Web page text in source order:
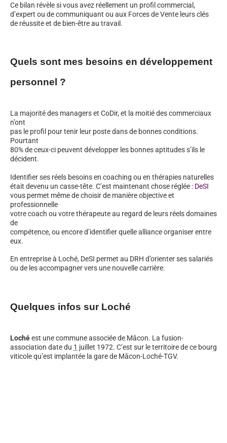
Ce bilan révèle si vous avez réellement un profil commercial,
d’expert ou de communiquant ou aux Forces de Vente leurs clés
de réussite et de bien-être au travail.
Quels sont mes besoins en développement
personnel ?
La majorité des managers et CoDir, et la moitié des commerciaux
n’ont
pas le profil pour tenir leur poste dans de bonnes conditions.
Pourtant
80% de ceux-ci peuvent développer les bonnes aptitudes s’ils le
décident.
Identifier ses réels besoins en coaching ou en thérapies naturelles
était devenu un casse-tête. C’est maintenant chose réglée : DeSI
vous permet même de choisir de manière objective et
professionnelle
votre coach ou votre thérapeute au regard de leurs réels domaines
de
compétence, ou encore d’identifier quelle alliance organiser entre
eux.
En entreprise à Loché, DeSI permet au DRH d’orienter ses salariés
ou de les accompagner vers une nouvelle carrière.
Quelques infos sur Loché
Lochéest une commune associée de Mâcon. La fusion-
association date du 1 juillet 1972. C’est sur le territoire de ce bourg
viticole qu’est implantée la gare de Mâcon-Loché-TGV.